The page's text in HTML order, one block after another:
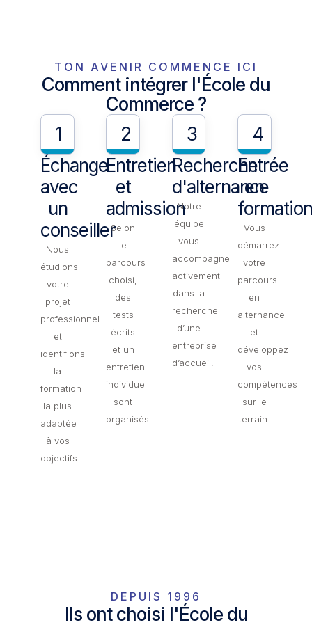
TON AVENIR COMMENCE ICI
Comment intégrer l'École du
Commerce ?
1
Échange
avec
un
conseiller
Nous
étudions
votre
projet
professionnel
et
identifions
la
formation
la plus
adaptée
à vos
objectifs.
2
Entretien
et
admission
Selon
le
parcours
choisi,
des
tests
écrits
et un
entretien
individuel
sont
organisés.
3
Recherche
d'alternance
Notre
équipe
vous
accompagne
activement
dans la
recherche
d’une
entreprise
d’accueil.
4
Entrée
en
formation
Vous
démarrez
votre
parcours
en
alternance
et
développez
vos
compétences
sur le
terrain.
DEPUIS 1996
Ils ont choisi l'École du